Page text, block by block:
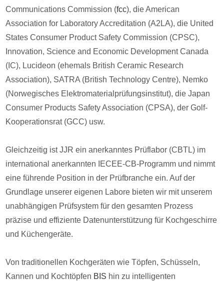
Communications Commission (fcc), die American
Association for Laboratory Accreditation (A2LA), die United
States Consumer Product Safety Commission (CPSC),
Innovation, Science and Economic Development Canada
(IC), Lucideon (ehemals British Ceramic Research
Association), SATRA (British Technology Centre), Nemko
(Norwegisches Elektromaterialprüfungsinstitut), die Japan
Consumer Products Safety Association (CPSA), der Golf-
Kooperationsrat (GCC) usw.
Gleichzeitig ist JJR ein anerkanntes Prüflabor (CBTL) im
international anerkannten IECEE-CB-Programm und nimmt
eine führende Position in der Prüfbranche ein. Auf der
Grundlage unserer eigenen Labore bieten wir mit unserem
unabhängigen Prüfsystem für den gesamten Prozess
präzise und effiziente Datenunterstützung für Kochgeschirre
und Küchengeräte.
Von traditionellen Kochgeräten wie Töpfen, Schüsseln,
Kannen und Kochtöpfen BIS hin zu intelligenten